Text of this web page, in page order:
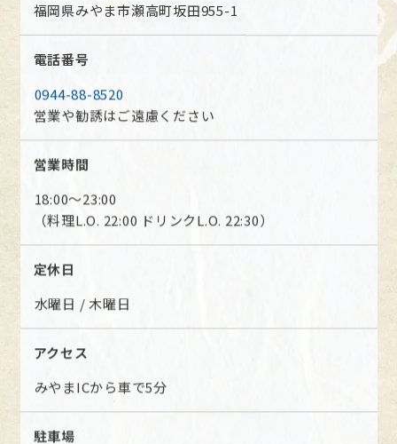
福岡県みやま市瀬高町坂田955-1
電話番号
0944-88-8520
営業や勧誘はご遠慮ください
営業時間
18:00～23:00
（料理L.O. 22:00 ドリンクL.O. 22:30）
定休日
水曜日 / 木曜日
アクセス
みやまICから車で5分
駐車場